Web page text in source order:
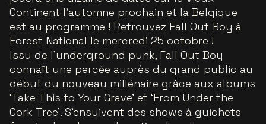
Continent l’automne prochain et la Belgique
est au programme ! Retrouvez Fall Out Boy à
Forest National le mercredi 25 octobre !
Issu de l’underground punk, Fall Out Boy
connaît une percée auprès du grand public au
début du nouveau millénaire grâce aux albums
‘Take This to Your Grave’ et ‘From Under the
Cork Tree’. S'ensuivent des shows à guichets